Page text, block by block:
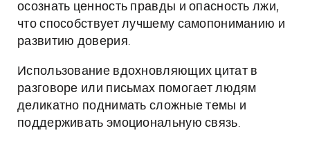
осознать ценность правды и опасность лжи,
что способствует лучшему самопониманию и
развитию доверия.
Использование вдохновляющих цитат в
разговоре или письмах помогает людям
деликатно поднимать сложные темы и
поддерживать эмоциональную связь.